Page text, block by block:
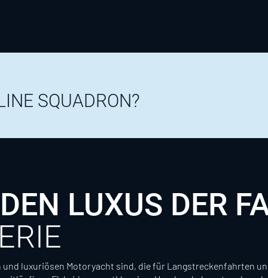
SQUADRON?
LUXUS DER
und luxuriösen Motoryacht sind, die für Langstreckenfahrten